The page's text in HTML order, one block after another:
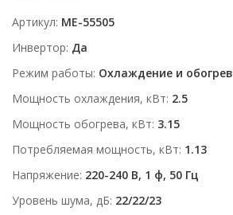
Артикул ME-55505
Инвертор Да
Режим работы Охлаждение и обогрев
Мощность охлаждения, кВт 2.5
Мощность обогрева, кВт 3.15
Потребляемая мощность, кВт 1.13
Напряжение 220-240 В, 1 ф, 50 Гц
Уровень шума, дБ 22/22/23